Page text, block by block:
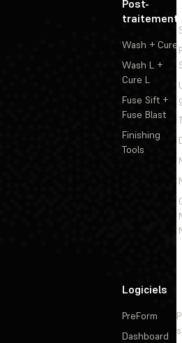
Post-
traitement
Wash + Cure
Wash L +
Cure L
Fuse Sift +
Fuse Blast
Finishing
Tools
Logiciels
PreForm
Dashboard